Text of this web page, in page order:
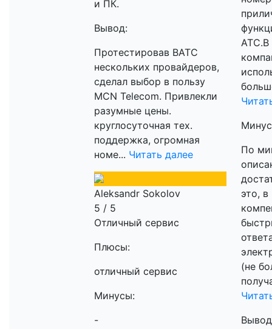
и ПК.
Вывод:
Протестировав ВАТС
нескольких провайдеров,
сделал выбор в пользу
MCN Telecom. Привлекли
разумные цены.
круглосуточная тех.
поддержка, огромная
номе... Читать далее
Aleksandr Sokolov
5 / 5
Отличный сервис
Плюсы:
отличный сервис
Минусы:
-
АТС.В
По
это,
(не